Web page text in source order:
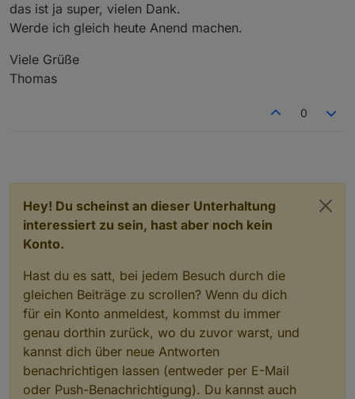
das ist ja super, vielen Dank.
Werde ich gleich heute Anend machen.
Viele Grüße
Thomas
0
Hey! Du scheinst an dieser Unterhaltung
interessiert zu sein, hast aber noch kein
Konto.
Hast du es satt, bei jedem Besuch durch die
gleichen Beiträge zu scrollen? Wenn du dich
für ein Konto anmeldest, kommst du immer
genau dorthin zurück, wo du zuvor warst, und
kannst dich über neue Antworten
benachrichtigen lassen (entweder per E-Mail
oder Push-Benachrichtigung). Du kannst auch